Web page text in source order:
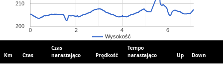
Wysokość
0 2 4 6
200
210
Km Czas
Czas
narastająco
Prędkość
Tempo
narastająco
Up Down